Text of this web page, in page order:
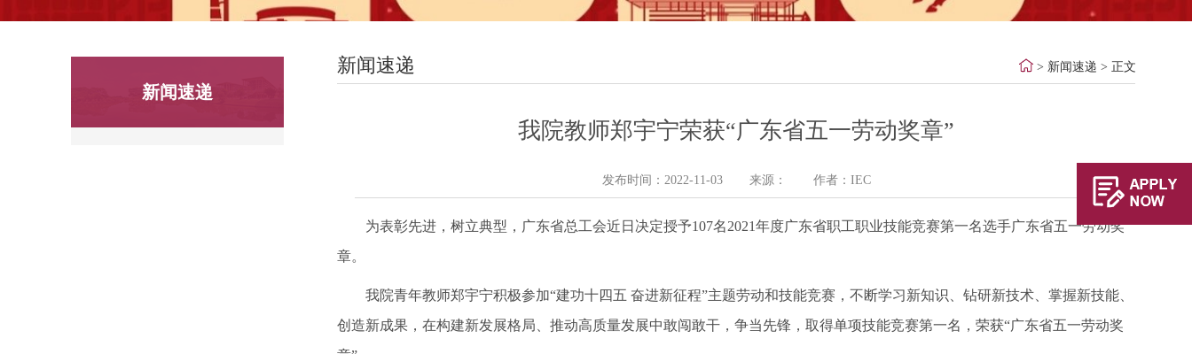
新闻速递
新闻速递 > 新闻速递 > 正文
我院教师郑宇宁荣获“广东省五一劳动奖章”
发布时间：2022-11-03 来源： 作者：IEC
为表彰先进，树立典型，广东省总工会近日决定授予107名2021年度广东省职工职业技能竞赛第一名选手广东省五一劳动奖
章。
我院青年教师郑宇宁积极参加“建功十四五 奋进新征程”主题劳动和技能竞赛，不断学习新知识、钻研新技术、掌握新技能、
创造新成果，在构建新发展格局、推动高质量发展中敢闯敢干，争当先锋，取得单项技能竞赛第一名，荣获“广东省五一劳动奖